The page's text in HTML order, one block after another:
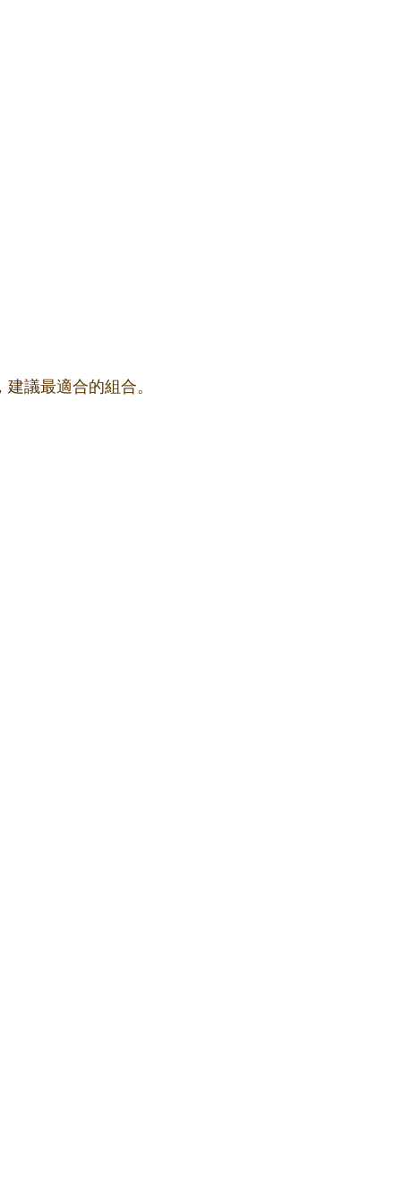
議最適合的組合。